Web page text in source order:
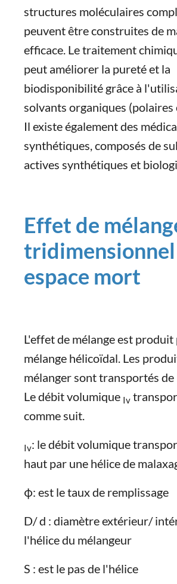
structures moléculaires
peuvent être construites de
efficace. Le traitement
peut améliorer la pureté et la
biodisponibilité grâce à
solvants organiques (polaires
Il existe également des
synthétiques, composés de
actives synthétiques et
Effet de
tridimensionnel
espace mort
L'effet de mélange est
mélange hélicoïdal. Les
mélanger sont transportés de
Le débit volumique Iv
comme suit.
Iv: le débit volumique
haut par une hélice de
φ: est le taux de remplissage
D/ d : diamètre extérieur/
l'hélice du mélangeur
S : est le pas de l'hélice